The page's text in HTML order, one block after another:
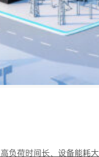
负荷时间长、设备能耗